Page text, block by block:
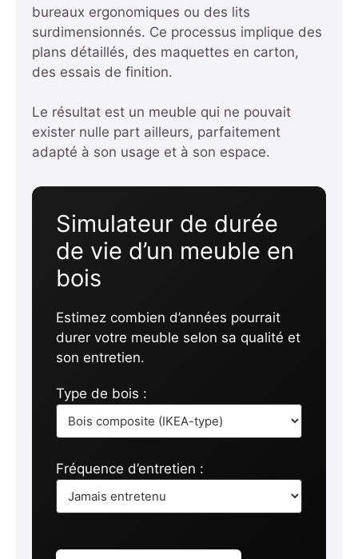
bureaux ergonomiques ou des lits
surdimensionnés. Ce processus implique des
plans détaillés, des maquettes en carton,
des essais de finition.
Le résultat est un meuble qui ne pouvait
exister nulle part ailleurs, parfaitement
adapté à son usage et à son espace.
Simulateur de durée
de vie d’un meuble en
bois
Estimez combien d’années pourrait
durer votre meuble selon sa qualité et
son entretien.
Type de bois :
Fréquence d’entretien :